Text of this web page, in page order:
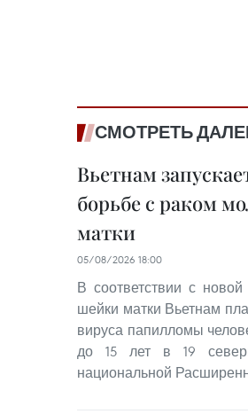
СМОТРЕТЬ
Вьетнам
борьбе с раком
матки
05/08/2026 18:00
В соответствии с
шейки матки Вьетнам
вируса папилломы
до 15 лет в 19
национальной